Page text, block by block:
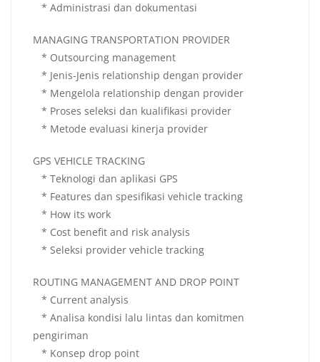
* Administrasi dan dokumentasi
MANAGING TRANSPORTATION PROVIDER
* Outsourcing management
* Jenis-Jenis relationship dengan provider
* Mengelola relationship dengan provider
* Proses seleksi dan kualifikasi provider
* Metode evaluasi kinerja provider
GPS VEHICLE TRACKING
* Teknologi dan aplikasi GPS
* Features dan spesifikasi vehicle tracking
* How its work
* Cost benefit and risk analysis
* Seleksi provider vehicle tracking
ROUTING MANAGEMENT AND DROP POINT
* Current analysis
* Analisa kondisi lalu lintas dan komitmen
pengiriman
* Konsep drop point